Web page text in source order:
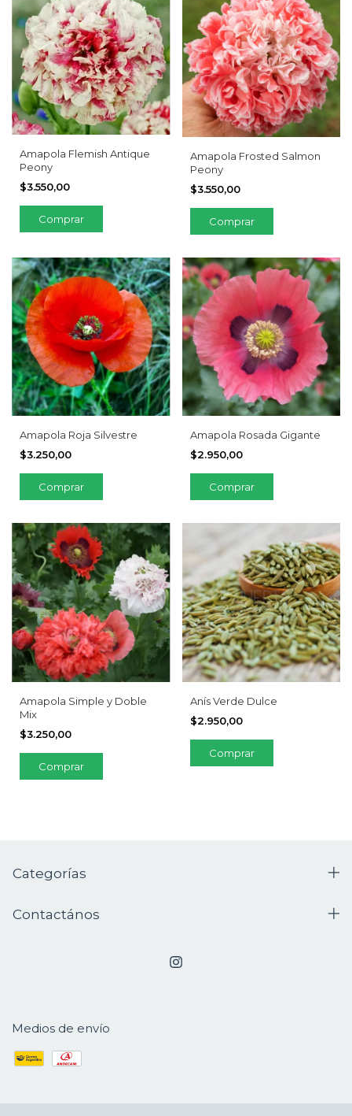
Amapola Flemish Antique
Peony
$3.550,00
Amapola Frosted Salmon
Peony
$3.550,00
Amapola Roja Silvestre
$3.250,00
Amapola Rosada Gigante
$2.950,00
Amapola Simple y Doble
Mix
$3.250,00
Anís Verde Dulce
$2.950,00
Categorías
Contactános
Medios de envío